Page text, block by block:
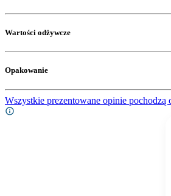
Wartości odżywcze
Opakowanie
Wszystkie prezentowane opinie